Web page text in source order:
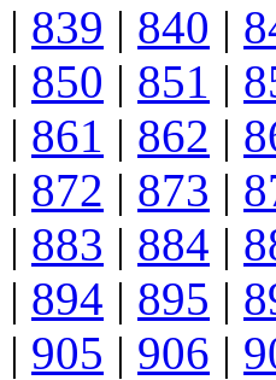
| 839 | 840 |
| 850 | 851 |
| 861 | 862 |
| 872 | 873 |
| 883 | 884 |
| 894 | 895 |
| 905 | 906 |